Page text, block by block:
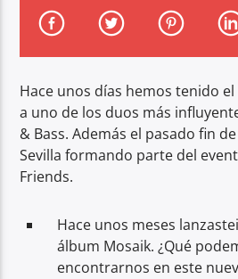
HURTS (ORIGINAL MIX)
DANITO & ATHINA
Hace unos días hemos tenido
a uno de los duos más
& Bass. Además el pasado fin
Sevilla formando parte del
Friends.
Hace unos meses
álbum Mosaik. ¿Qué
encontrarnos en este